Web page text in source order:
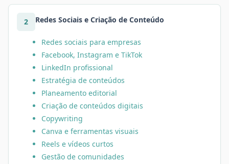
2 Redes Sociais e Criação de Conteúdo
Redes sociais para empresas
Facebook, Instagram e TikTok
LinkedIn profissional
Estratégia de conteúdos
Planeamento editorial
Criação de conteúdos digitais
Copywriting
Canva e ferramentas visuais
Reels e vídeos curtos
Gestão de comunidades